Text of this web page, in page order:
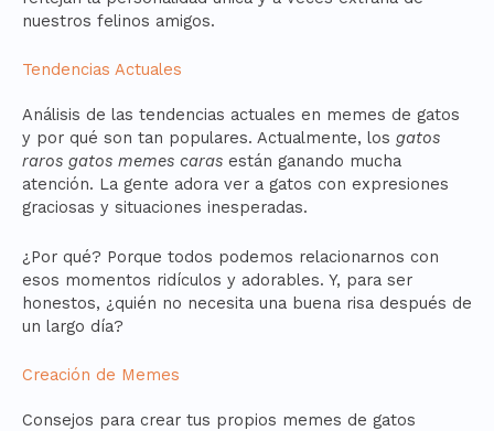
nuestros felinos amigos.
Tendencias Actuales
Análisis de las tendencias actuales en memes de gatos
y por qué son tan populares. Actualmente, los gatos
raros gatos memes caras están ganando mucha
atención. La gente adora ver a gatos con expresiones
graciosas y situaciones inesperadas.
¿Por qué? Porque todos podemos relacionarnos con
esos momentos ridículos y adorables. Y, para ser
honestos, ¿quién no necesita una buena risa después de
un largo día?
Creación de Memes
Consejos para crear tus propios memes de gatos